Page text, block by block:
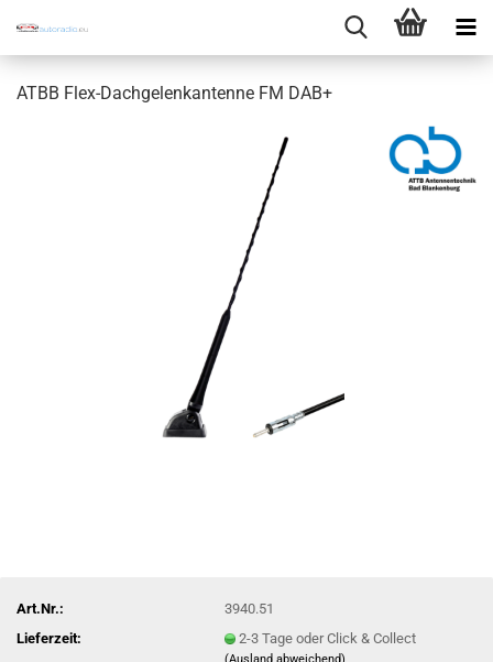
ATBB Flex-Dachgelenkantenne FM DAB+
Art.Nr.:
3940.51
Lieferzeit:
2-3 Tage oder Click & Collect
(Ausland abweichend)